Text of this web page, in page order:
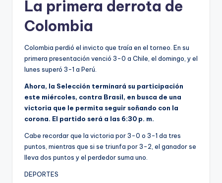
La primera derrota de
Colombia
Colombia perdió el invicto que traía en el torneo. En su
primera presentación venció 3-0 a Chile, el domingo, y el
lunes superó 3-1 a Perú.
Ahora, la Selección terminará su participación
este miércoles, contra Brasil, en busca de una
victoria que le permita seguir soñando con la
corona. El partido será a las 6:30 p. m.
Cabe recordar que la victoria por 3-0 o 3-1 da tres
puntos, mientras que si se triunfa por 3-2, el ganador se
lleva dos puntos y el perdedor suma uno.
DEPORTES